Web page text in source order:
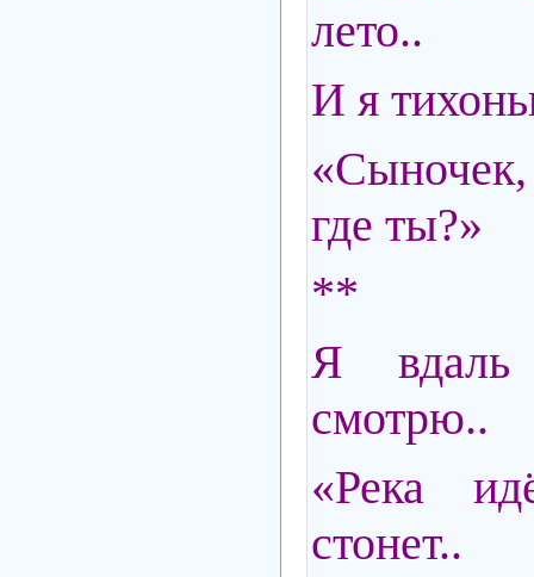
лето..
И я
где ты?»
**
Я вдаль
смотрю..
«Река
стонет..